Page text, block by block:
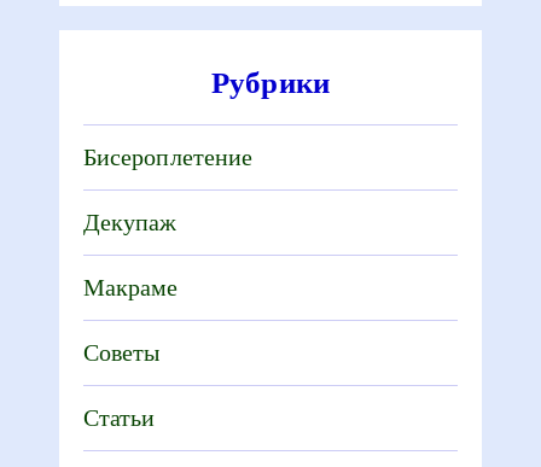
Рубрики
Бисероплетение
Декупаж
Макраме
Советы
Статьи